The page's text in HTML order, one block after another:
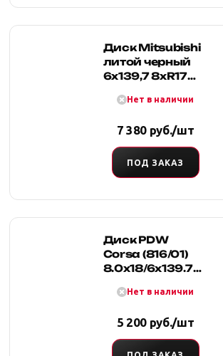
Диск Mitsubishi
литой черный
6x139,7 8xR17
Нет в наличии
7 380 руб./шт
ПОД ЗАКАЗ
Диск PDW
Corsa (816/01)
8.0x18/6x139.7
Нет в наличии
5 200 руб./шт